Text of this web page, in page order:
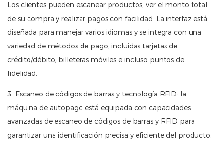
Los clientes pueden escanear productos, ver el monto total
de su compra y realizar pagos con facilidad. La interfaz está
diseñada para manejar varios idiomas y se integra con una
variedad de métodos de pago, incluidas tarjetas de
crédito/débito, billeteras móviles e incluso puntos de
fidelidad.
3. Escaneo de códigos de barras y tecnología RFID: la
máquina de autopago está equipada con capacidades
avanzadas de escaneo de códigos de barras y RFID para
garantizar una identificación precisa y eficiente del producto.